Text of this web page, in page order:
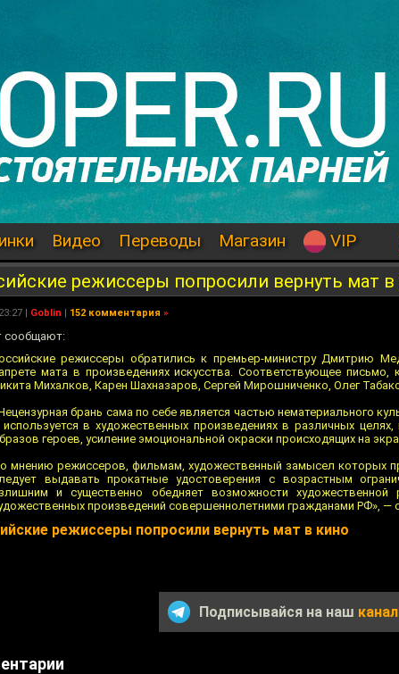
Видео Переводы Магазин VIP
режиссеры попросили вернуть мат в
| Goblin | 152 комментария »
сообщают:
режиссеры обратились к премьер-министру Дмитрию
мата в произведениях искусства. Соответствующее
Михалков, Карен Шахназаров, Сергей Мирошниченко, Олег
брань сама по себе является частью нематериального
используется в художественных произведениях в различных
героев, усиление эмоциональной окраски происходящих на
мнению режиссеров, фильмам, художественный замысел которых
выдавать прокатные удостоверения с возрастным
и существенно обедняет возможности художественной
произведений совершеннолетними гражданами РФ», —
режиссеры попросили вернуть мат в кино
Подписывайся на наш